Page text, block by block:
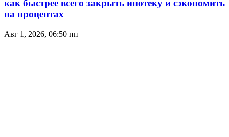
как быстрее всего закрыть ипотеку и сэкономить
на процентах
Авг 1, 2026, 06:50 пп